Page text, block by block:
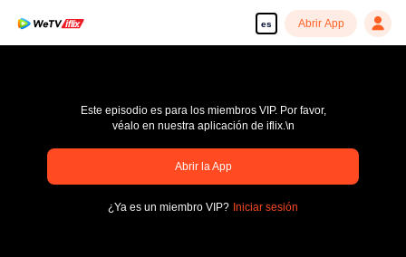
es Abrir App
pay limit
Este episodio es para los miembros VIP. Por favor,
véalo en nuestra aplicación de iflix.\n
Abrir la App
¿Ya es un miembro VIP? Iniciar sesión